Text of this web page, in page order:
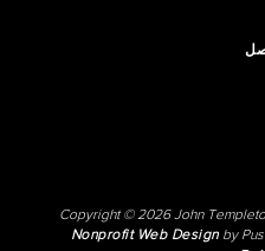
Copyright © 2026 John
Nonprofit Web Designby